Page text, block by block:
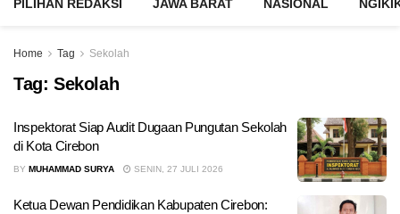
PILIHAN REDAKSI JAWA BARAT NASIONAL
Home Tag Sekolah
Tag: Sekolah
Inspektorat Siap Audit Dugaan Pungutan Sekolah
di Kota Cirebon
BY MUHAMMAD SURYA SENIN, 27 JULI 2026
Ketua Dewan Pendidikan Kabupaten Cirebon: